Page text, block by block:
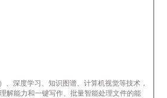
、深度学习、知识图谱、计算机视觉等技术，
解能力和一键写作、批量智能处理文件的能